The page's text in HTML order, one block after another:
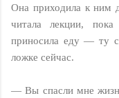
Она приходила к ним
читала лекции,
приносила еду — ту
ложке сейчас.
— Вы спасли мне